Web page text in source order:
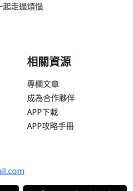
走過煩惱
相關資源
專欄文章
成為合作夥伴
APP下載
APP攻略手冊